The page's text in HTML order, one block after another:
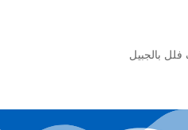
بالجبيل